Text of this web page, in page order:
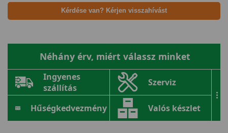
Kérdése van? Kérjen visszahívást
Néhány érv, miért válassz minket
Ingyenes
szállítás
Szerviz
Hűségkedvezmény Valós készlet
...